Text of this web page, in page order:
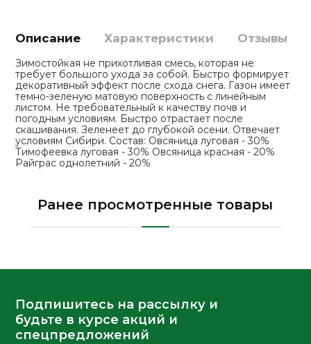
Описание Характеристики Отзывы
Зимостойкая не прихотливая смесь, которая не
требует большого ухода за собой. Быстро формирует
декоративный эффект после схода снега. Газон имеет
темно-зеленую матовую поверхность с линейным
листом. Не требовательный к качеству почв и
погодным условиям. Быстро отрастает после
скашивания. Зеленеет до глубокой осени. Отвечает
условиям Сибири. Состав: Овсяница луговая - 30%
Тимофеевка луговая - 30% Овсяница красная - 20%
Райграс однолетний - 20%
Ранее просмотренные товары
Подпишитесь на рассылку и
будьте в курсе акций и
спецпредложений